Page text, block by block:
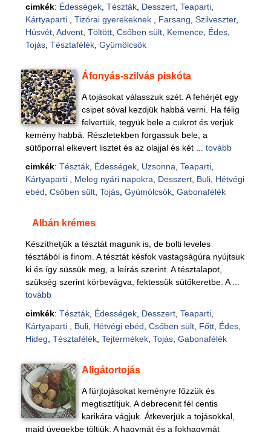
cimkék: Édességek, Tészták, Desszert, Teaparti,
Kártyaparti
Tizórai gyerekeknek Farsang Szilveszter,
Húsvét, Advent, Töltött, Csőben sült, Kemence, Édes,
Tojás, Tésztafélék, Gyümölcsök
Áfonyás-szilvás piskóta
A tojásokat válasszuk szét. A fehérjét egy
csipet sóval kezdjük habbá verni. Ha félig
felvertük, tegyük bele a cukrot és verjük
kemény habbá. Részletekben forgassuk bele, a
sütőporral elkevert lisztet és az olajjal és két ... tovább
cimkék: Tészták, Édességek, Uzsonna Teaparti,
Kártyaparti
Meleg nyári napokra Desszert, Buli, Hétvégi
ebéd Csőben sült, Tojás, Gyümölcsök, Gabonafélék
Albán krémes
Készíthetjük a tésztát magunk is, de bolti leveles
tésztából is finom. A tésztát késfok vastagságúra nyújtsuk
ki és így süssük meg, a leírás szerint. A tésztalapot,
szükség szerint körbevágva, fektessük sütőkeretbe. A ...
tovább
cimkék: Tészták, Édességek, Desszert, Teaparti,
Kártyaparti
Buli, Hétvégi ebéd Csőben sült, Főtt, Édes,
Hideg Tésztafélék, Tejtermékek, Tojás, Gabonafélék
Aligátortojás
A fürjtojásokat keményre főzzük és
megtisztítjuk. A debrecenit fél centis
karikára vágjuk. Átkeverjük a tojásokkal,
majd üvegekbe töltjük. A hagymát és a fokhagymát